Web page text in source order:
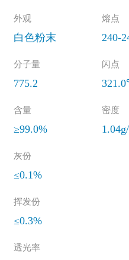
外观
白色粉末
分子量
775.2
含量
≥99.0%
熔点
240-
闪点
密度
灰份
≤0.1%
挥发份
≤0.3%
透光率